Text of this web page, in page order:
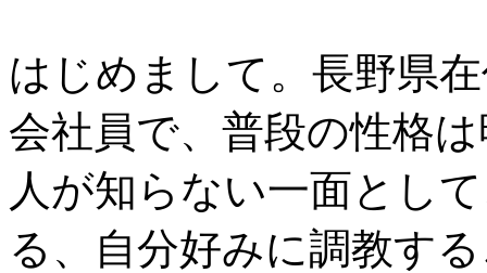
はじめまして。長野県
会社員で、普段の性格
人が知らない一面とし
る、自分好みに調教す